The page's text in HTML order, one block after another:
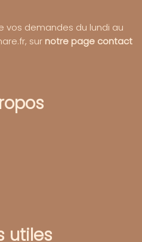
vos demandes du lundi au
sur notre page contact
utiles